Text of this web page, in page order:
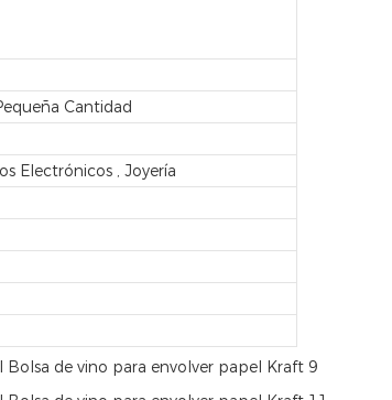
Cantidad
Electrónicos , Joyería